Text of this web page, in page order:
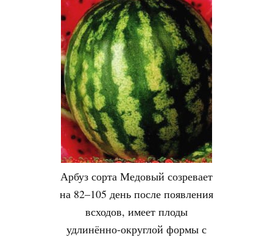
Арбуз сорта Медовый созревает
на 82–105 день после появления
всходов, имеет плоды
удлинённо-округлой формы с